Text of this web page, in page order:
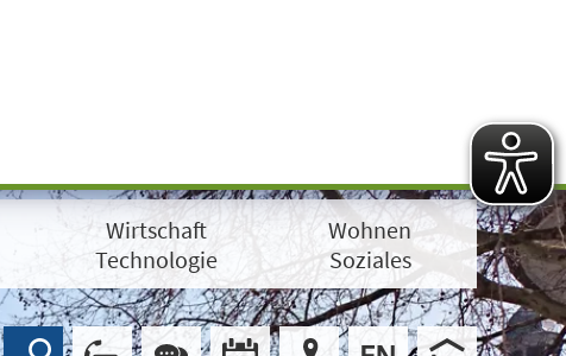
Wirtschaft
Technologie
Wohnen
Soziales